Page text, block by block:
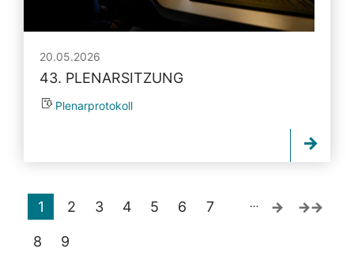
20.05.2026
43. PLENARSITZUNG
Plenarprotokoll
1 2 3 4 5 6 7
8 9
…